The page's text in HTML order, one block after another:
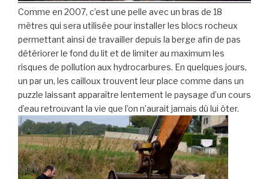
Comme en 2007, c’est une pelle avec un bras de 18
mètres qui sera utilisée pour installer les blocs rocheux
permettant ainsi de travailler depuis la berge afin de pas
détériorer le fond du lit et de limiter au maximum les
risques de pollution aux hydrocarbures. En quelques jours,
un par un, les cailloux trouvent leur place comme dans un
puzzle laissant apparaître lentement le paysage d’un cours
d’eau retrouvant la vie que l’on n’aurait jamais dû lui ôter.